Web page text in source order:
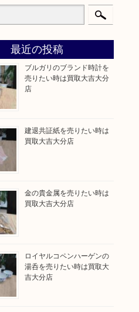
最近の投稿
ブルガリのブランド時計を
売りたい時は買取大吉大分
店
建退共証紙を売りたい時は
買取大吉大分店
金の貴金属を売りたい時は
買取大吉大分店
ロイヤルコペンハーゲンの
湯呑を売りたい時は買取大
吉大分店